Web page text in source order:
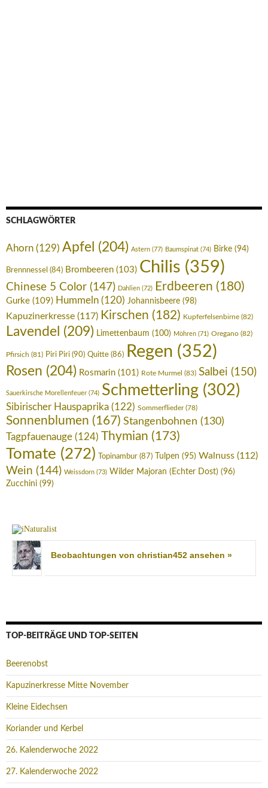
SCHLAGWÖRTER
Ahorn (129) Apfel (204) Astern (77) Baumspinat (74) Birke (94)
Brennnessel (84) Brombeeren (103) Chilis (359)
Chinese 5 Color (147) Dahlien (72) Erdbeeren (180)
Gurke (109) Hummeln (120) Johannisbeere (98)
Kapuzinerkresse (117) Kirschen (182) Kupferfelsenbirne (82)
Lavendel (209) Limettenbaum (100) Möhren (71) Oregano (82)
Pfirsich (81) Piri Piri (90) Quitte (86) Regen (352)
Rosen (204) Rosmarin (101) Rote Murmel (83) Salbei (150)
Sauerkirsche Morellenfeuer (74) Schmetterling (302)
Sibirischer Hauspaprika (122) Sommerflieder(78)
Sonnenblumen (167) Stangenbohnen (130)
Tagpfauenauge (124) Thymian (173)
Tomate (272) Topinambur (87) Tulpen (95) Walnuss (112)
Wein (144) Weissdorn (73) Wilder Majoran (Echter Dost) (96)
Zucchini (99)
Beobachtungen von christian452 ansehen »
TOP-BEITRÄGE UND TOP-SEITEN
Beerenobst
Kapuzinerkresse Mitte November
Kleine Eidechsen
Koriander und Kerbel
26. Kalenderwoche 2022
27. Kalenderwoche 2022